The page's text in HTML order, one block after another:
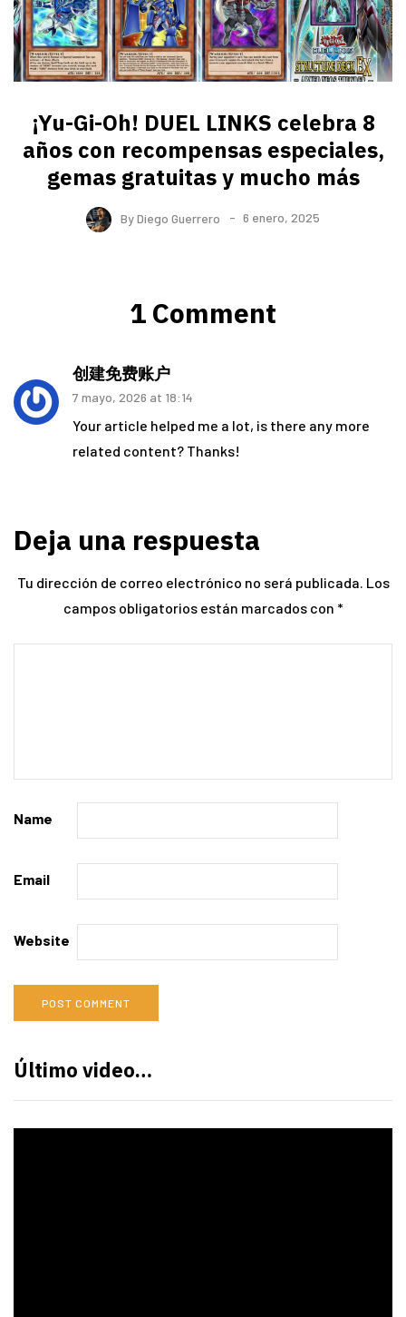
¡Yu-Gi-Oh! DUEL LINKS celebra 8
años con recompensas especiales,
gemas gratuitas y mucho más
ByDiego Guerrero 6 enero, 2025
1 Comment
创建免费账户
7 mayo, 2026 at 18:14
Your article helped me a lot, is there any more
related content? Thanks!
Deja una respuesta
Tu dirección de correo electrónico no será publicada. Los
campos obligatorios están marcados con *
Name
Email
Website
Último video…